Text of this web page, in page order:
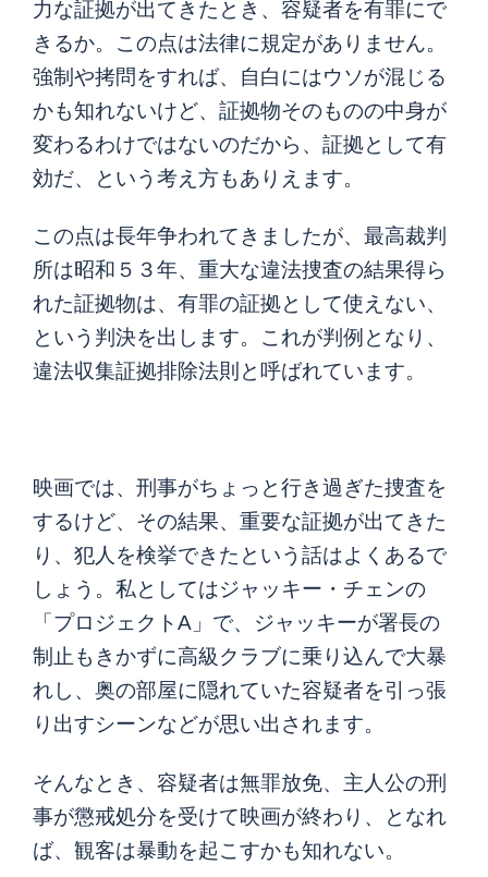
力な証拠が出てきたとき、容疑者を有罪にで
きるか。この点は法律に規定がありません。
強制や拷問をすれば、自白にはウソが混じる
かも知れないけど、証拠物そのものの中身が
変わるわけではないのだから、証拠として有
効だ、という考え方もありえます。
この点は長年争われてきましたが、最高裁判
所は昭和５３年、重大な違法捜査の結果得ら
れた証拠物は、有罪の証拠として使えない、
という判決を出します。これが判例となり、
違法収集証拠排除法則と呼ばれています。
映画では、刑事がちょっと行き過ぎた捜査を
するけど、その結果、重要な証拠が出てきた
り、犯人を検挙できたという話はよくあるで
しょう。私としてはジャッキー・チェンの
「プロジェクトA 」で、ジャッキーが署長の
制止もきかずに高級クラブに乗り込んで大暴
れし、奥の部屋に隠れていた容疑者を引っ張
り出すシーンなどが思い出されます。
そんなとき、容疑者は無罪放免、主人公の刑
事が懲戒処分を受けて映画が終わり、となれ
ば、観客は暴動を起こすかも知れない。